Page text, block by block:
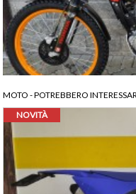
MOTO - POTREBBERO
NOVITÀ